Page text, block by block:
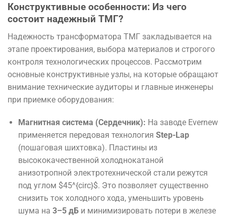
Конструктивные особенности: Из чего
состоит надежный ТМГ?
Надежность трансформатора ТМГ закладывается на
этапе проектирования, выбора материалов и строгого
контроля технологических процессов. Рассмотрим
основные конструктивные узлы, на которые обращают
внимание технические аудиторы и главные инженеры
при приемке оборудования:
Магнитная система (Сердечник): На заводе Evernew
применяется передовая технология Step-Lap
(пошаговая шихтовка). Пластины из
высококачественной холоднокатаной
анизотропной электротехнической стали режутся
под углом $45^{circ}$. Это позволяет существенно
снизить ток холодного хода, уменьшить уровень
шума на 3–5 дБи минимизировать потери в железе